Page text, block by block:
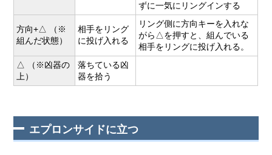
ずに一気にリングインする
方向+△ （※
組んだ状態）
相手をリング
に投げ入れる
リング側に方向キーを入れな
がら△を押すと、組んでいる
相手をリングに投げ入れる。
△ （※凶器の
上）
落ちている凶
器を拾う
エプロンサイドに立つ